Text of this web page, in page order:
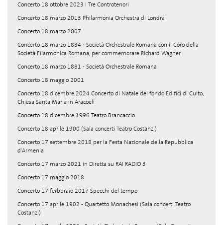
Concerto 18 ottobre 2023 I Tre Controtenori
Concerto 18 marzo 2013 Philarmonia Orchestra di Londra
Concerto 18 marzo 2007
Concerto 18 marzo 1884 - Società Orchestrale Romana con il Coro della
Società Filarmonica Romana, per commemorare Richard Wagner
Concerto 18 marzo 1881 - Società Orchestrale Romana
Concerto 18 maggio 2001
Concerto 18 dicembre 2024 Concerto di Natale del fondo Edifici di Culto,
Chiesa Santa Maria in Aracoeli
Concerto 18 dicembre 1996 Teatro Brancaccio
Concerto 18 aprile 1900 (Sala concerti Teatro Costanzi)
Concerto 17 settembre 2018 per la Festa Nazionale della Repubblica
d'Armenia
Concerto 17 marzo 2021 in Diretta su RAI RADIO 3
Concerto 17 maggio 2018
Concerto 17 ferbbraio 2017 Specchi del tempo
Concerto 17 aprile 1902 - Quartetto Monachesi (Sala concerti Teatro
Costanzi)